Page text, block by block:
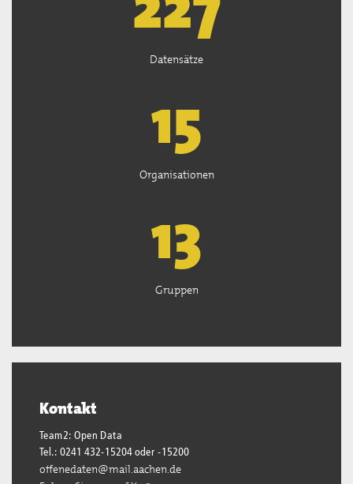
Datensätze
15
Organisationen
13
Gruppen
Kontakt
Team2: Open Data
Tel.: 0241 432-15204 oder -15200
offenedaten@mail.aachen.de